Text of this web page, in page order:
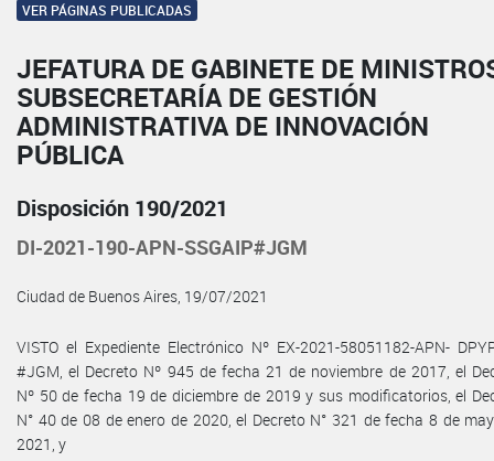
VER PÁGINAS PUBLICADAS
JEFATURA DE GABINETE DE
SUBSECRETARÍA DE GESTIÓN
ADMINISTRATIVA DE INNOVACIÓN
PÚBLICA
Disposición 190/2021
DI-2021-190-APN-SSGAIP#JGM
Ciudad de Buenos Aires, 19/07/2021
VISTO el Expediente Electrónico Nº EX-2021-58051182-APN-
#JGM, el Decreto Nº 945 de fecha 21 de noviembre de 2017, el
Nº 50 de fecha 19 de diciembre de 2019 y sus modificatorios, el
N° 40 de 08 de enero de 2020, el Decreto N° 321 de fecha 8 de
2021, y